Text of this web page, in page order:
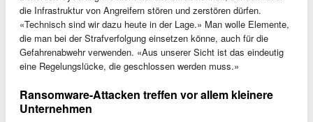
die Infrastruktur von Angreifern stören und zerstören dürfen.
«Technisch sind wir dazu heute in der Lage.» Man wolle Elemente,
die man bei der Strafverfolgung einsetzen könne, auch für die
Gefahrenabwehr verwenden. «Aus unserer Sicht ist das eindeutig
eine Regelungslücke, die geschlossen werden muss.»
Ransomware-Attacken treffen vor allem kleinere
Unternehmen